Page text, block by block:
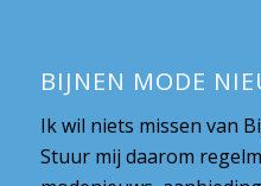
BIJNEN MODE
Ik wil niets missen van
Stuur mij daarom